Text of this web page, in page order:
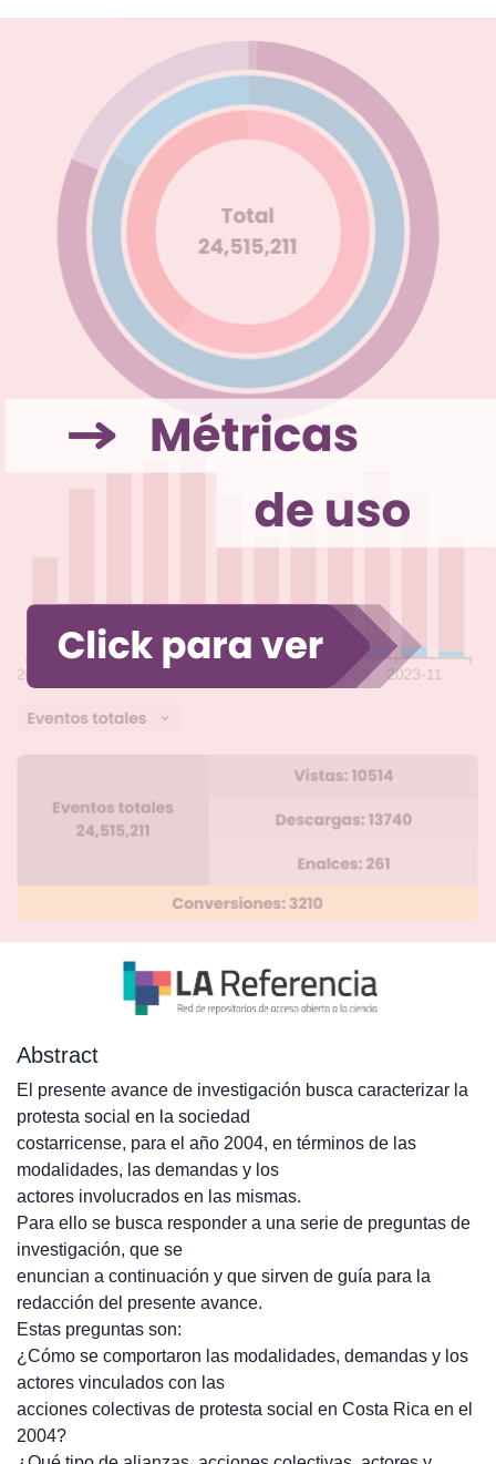
Abstract
El presente avance de investigación busca caracterizar la
protesta social en la sociedad
costarricense, para el año 2004, en términos de las
modalidades, las demandas y los
actores involucrados en las mismas.
Para ello se busca responder a una serie de preguntas de
investigación, que se
enuncian a continuación y que sirven de guía para la
redacción del presente avance.
Estas preguntas son:
¿Cómo se comportaron las modalidades, demandas y los
actores vinculados con las
acciones colectivas de protesta social en Costa Rica en el
2004?